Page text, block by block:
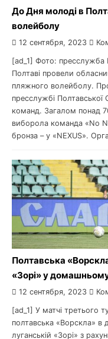
До Дня молоді в
волейболу
12 сентября, 2023
[ad_1] Фото:
Полтаві провели
пляжного волейболу.
пресслужбі
команд. Загалом понад
виборола команда «No
бронза – у «NEXUS».
Полтавська
«Зорі» у
12 сентября, 2023
[ad_1] У матчі третього
полтавська «Ворскла»
луганській «Зорі» з